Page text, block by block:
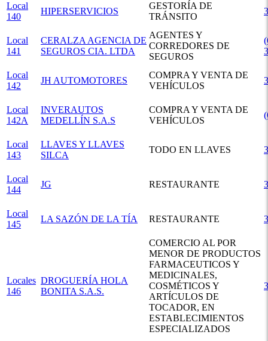
Local
140
HIPERSERVICIOS
GESTORÍA DE
TRÁNSITO
Local
141
CERALZA AGENCIA DE
SEGUROS CIA. LTDA
AGENTES Y
CORREDORES DE
SEGUROS
Local
142
JH AUTOMOTORES
COMPRA Y VENTA DE
VEHÍCULOS
Local
142A
INVERAUTOS
MEDELLÍN S.A.S
COMPRA Y VENTA DE
VEHÍCULOS
Local
143
LLAVES Y LLAVES
SILCA
TODO EN LLAVES
Local
144
JG RESTAURANTE
Local
145
LA SAZÓN DE LA TÍA RESTAURANTE
Locales
146
DROGUERÍA HOLA
BONITA S.A.S.
COMERCIO AL POR
MENOR DE PRODUCTOS
FARMACEUTICOS Y
MEDICINALES,
COSMÉTICOS Y
ARTÍCULOS DE
TOCADOR, EN
ESTABLECIMIENTOS
ESPECIALIZADOS